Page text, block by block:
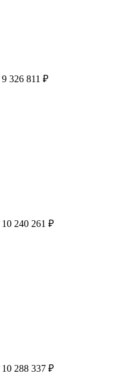
9 326 811 ₽
10 240 261 ₽
10 288 337 ₽